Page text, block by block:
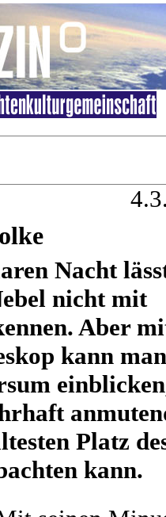
Nacht
nicht mit
Aber
kann
Platz
kann.